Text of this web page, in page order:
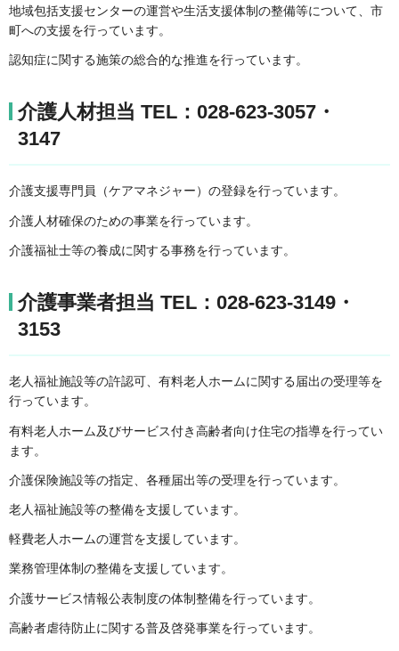
地域包括支援センターの運営や生活支援体制の整備等について、市
町への支援を行っています。
認知症に関する施策の総合的な推進を行っています。
介護人材担当 TEL：028-623-3057・
3147
介護支援専門員（ケアマネジャー）の登録を行っています。
介護人材確保のための事業を行っています。
介護福祉士等の養成に関する事務を行っています。
介護事業者担当 TEL：028-623-3149・
3153
老人福祉施設等の許認可、有料老人ホームに関する届出の受理等を
行っています。
有料老人ホーム及びサービス付き高齢者向け住宅の指導を行ってい
ます。
介護保険施設等の指定、各種届出等の受理を行っています。
老人福祉施設等の整備を支援しています。
軽費老人ホームの運営を支援しています。
業務管理体制の整備を支援しています。
介護サービス情報公表制度の体制整備を行っています。
高齢者虐待防止に関する普及啓発事業を行っています。